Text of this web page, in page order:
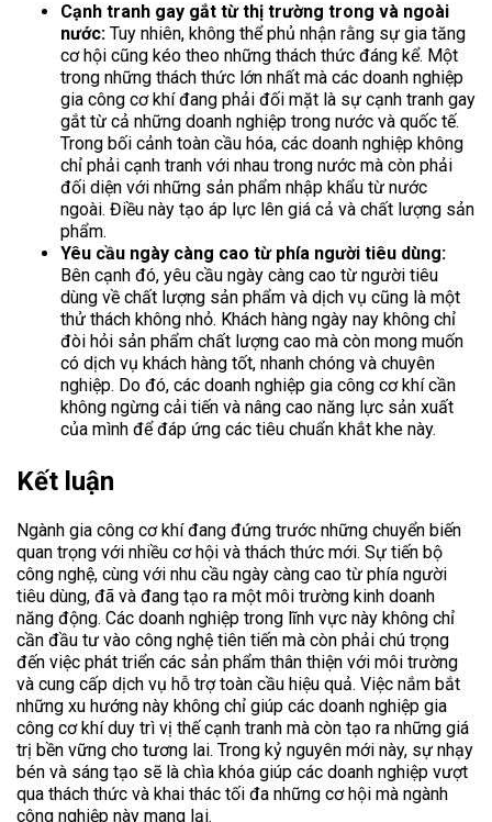
Cạnh tranh gay gắt từ thị trường trong và ngoài
nước: Tuy nhiên, không thể phủ nhận rằng sự gia tăng
cơ hội cũng kéo theo những thách thức đáng kể. Một
trong những thách thức lớn nhất mà các doanh nghiệp
gia công cơ khí đang phải đối mặt là sự cạnh tranh gay
gắt từ cả những doanh nghiệp trong nước và quốc tế.
Trong bối cảnh toàn cầu hóa, các doanh nghiệp không
chỉ phải cạnh tranh với nhau trong nước mà còn phải
đối diện với những sản phẩm nhập khẩu từ nước
ngoài. Điều này tạo áp lực lên giá cả và chất lượng sản
phẩm.
Yêu cầu ngày càng cao từ phía người tiêu dùng:
Bên cạnh đó, yêu cầu ngày càng cao từ người tiêu
dùng về chất lượng sản phẩm và dịch vụ cũng là một
thử thách không nhỏ. Khách hàng ngày nay không chỉ
đòi hỏi sản phẩm chất lượng cao mà còn mong muốn
có dịch vụ khách hàng tốt, nhanh chóng và chuyên
nghiệp. Do đó, các doanh nghiệp gia công cơ khí cần
không ngừng cải tiến và nâng cao năng lực sản xuất
của mình để đáp ứng các tiêu chuẩn khắt khe này.
Kết luận
Ngành gia công cơ khí đang đứng trước những chuyển biến
quan trọng với nhiều cơ hội và thách thức mới. Sự tiến bộ
công nghệ, cùng với nhu cầu ngày càng cao từ phía người
tiêu dùng, đã và đang tạo ra một môi trường kinh doanh
năng động. Các doanh nghiệp trong lĩnh vực này không chỉ
cần đầu tư vào công nghệ tiên tiến mà còn phải chú trọng
đến việc phát triển các sản phẩm thân thiện với môi trường
và cung cấp dịch vụ hỗ trợ toàn cầu hiệu quả. Việc nắm bắt
những xu hướng này không chỉ giúp các doanh nghiệp gia
công cơ khí duy trì vị thế cạnh tranh mà còn tạo ra những giá
trị bền vững cho tương lai. Trong kỷ nguyên mới này, sự nhạy
bén và sáng tạo sẽ là chìa khóa giúp các doanh nghiệp vượt
qua thách thức và khai thác tối đa những cơ hội mà ngành
công nghiệp này mang lại.